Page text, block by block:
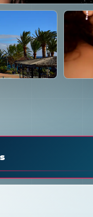
úteis